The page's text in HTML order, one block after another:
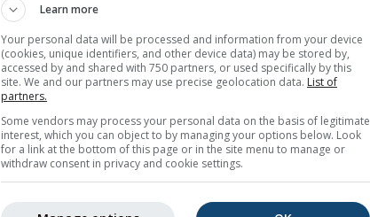
Learn more
Your personal data will be processed and information from your device
(cookies, unique identifiers, and other device data) may be stored by,
accessed by and shared with 750 partners, or used specifically by this
site. We and our partners may use precise geolocation data. List of
partners.
Some vendors may process your personal data on the basis of legitimate
interest, which you can object to by managing your options below. Look
for a link at the bottom of this page or in the site menu to manage or
withdraw consent in privacy and cookie settings.